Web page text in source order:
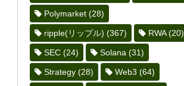
Polymarket (28)
ripple(リップル) (367) RWA(20)
SEC (24) Solana (31)
Strategy (28) Web3 (64)